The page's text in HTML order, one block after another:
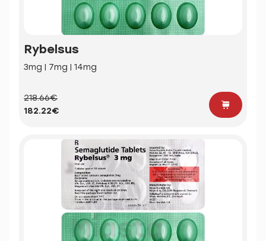
Rybelsus
3mg | 7mg | 14mg
218.66€
182.22€